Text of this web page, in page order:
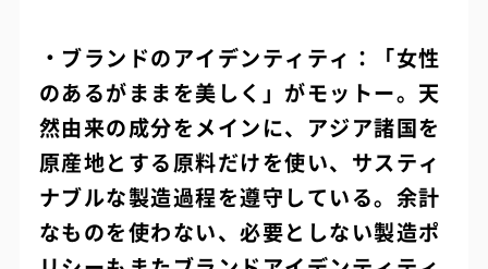
・ブランドのアイデンティティ：「女性
のあるがままを美しく」がモットー。天
然由来の成分をメインに、アジア諸国を
原産地とする原料だけを使い、サスティ
ナブルな製造過程を遵守している。余計
なものを使わない、必要としない製造ポ